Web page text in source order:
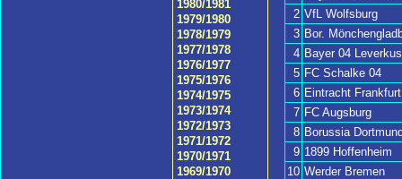
2 VfL Wolfsburg
3 Bor.
4 Bayer 04
5 FC Schalke 04
6 Eintracht Frankfurt
7 FC Augsburg
8 Borussia
9 1899 Hoffenheim
10 Werder Bremen
1980/1981
1979/1980
1978/1979
1977/1978
1976/1977
1975/1976
1974/1975
1973/1974
1972/1973
1971/1972
1970/1971
1969/1970